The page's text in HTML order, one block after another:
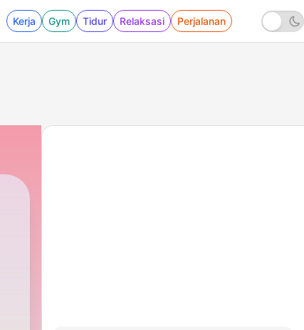
Kerja Gym Tidur Relaksasi Perjalanan